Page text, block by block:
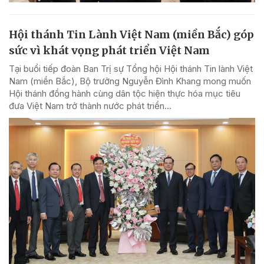
Hội thánh Tin Lành Việt Nam (miền Bắc) góp
sức vì khát vọng phát triển Việt Nam
Tại buổi tiếp đoàn Ban Trị sự Tổng hội Hội thánh Tin lành Việt
Nam (miền Bắc), Bộ trưởng Nguyễn Đình Khang mong muốn
Hội thánh đồng hành cùng dân tộc hiện thực hóa mục tiêu
đưa Việt Nam trở thành nước phát triển...